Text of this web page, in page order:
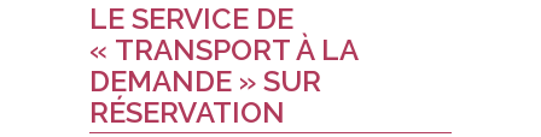
LE SERVICE DE
« TRANSPORT À LA
DEMANDE » SUR
RÉSERVATION